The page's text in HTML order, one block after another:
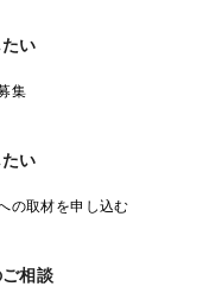
い
集
い
の取材を申し込む
相談